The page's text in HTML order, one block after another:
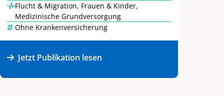
Flucht & Migration, Frauen & Kinder,
Medizinische Grundversorgung
Ohne Krankenversicherung
Jetzt Publikation lesen